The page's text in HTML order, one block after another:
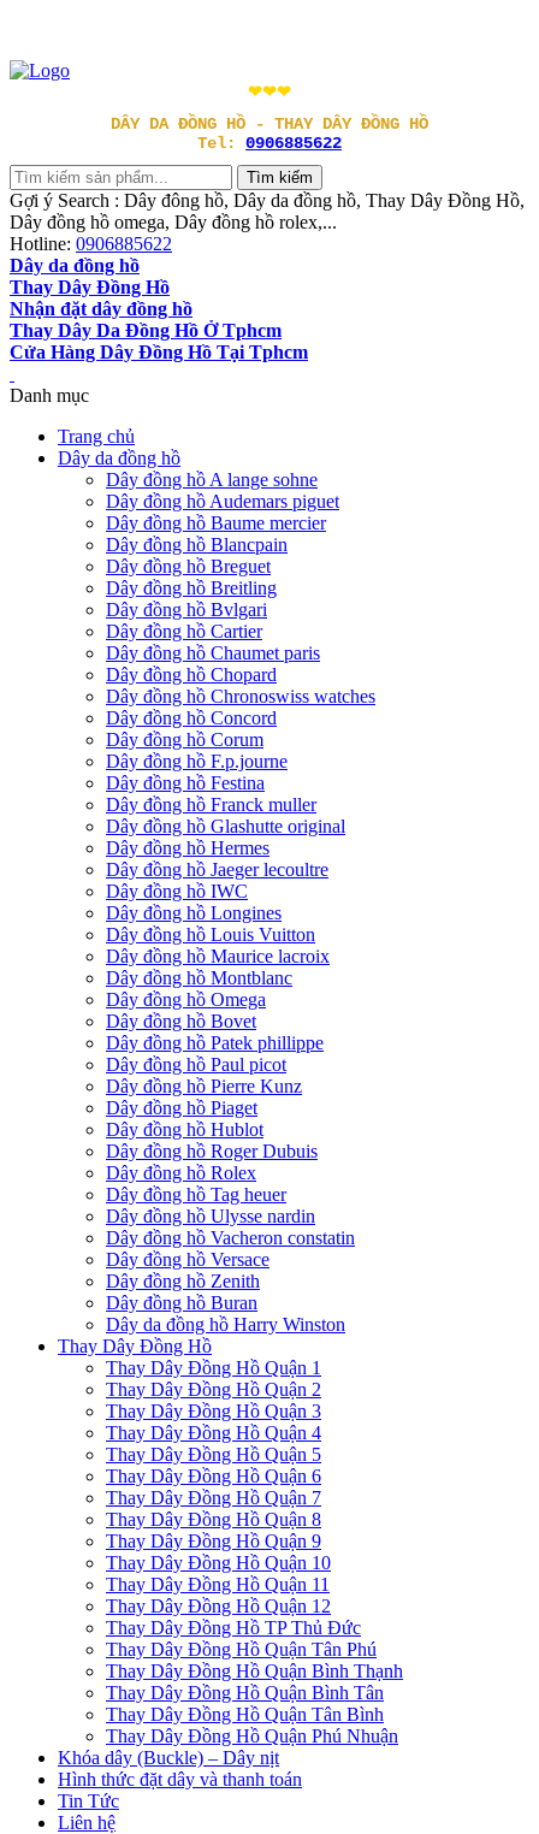
❤❤❤
DÂY DA ĐỒNG HỒ - THAY DÂY ĐỒNG HỒ
Tel: 0906885622
Gợi ý Search : Dây đông hồ, Dây da đồng hồ, Thay Dây Đồng Hồ,
Dây đồng hồ omega, Dây đồng hồ rolex,...
Hotline: 0906885622
Dây da đồng hồ
Thay Dây Đồng Hồ
Nhận đặt dây đồng hồ
Thay Dây Da Đồng Hồ Ở Tphcm
Cửa Hàng Dây Đồng Hồ Tại Tphcm
Danh mục
Trang chủ
Dây da đồng hồ
Dây đồng hồ A lange sohne
Dây đồng hồ Audemars piguet
Dây đồng hồ Baume mercier
Dây đồng hồ Blancpain
Dây đồng hồ Breguet
Dây đồng hồ Breitling
Dây đồng hồ Bvlgari
Dây đồng hồ Cartier
Dây đồng hồ Chaumet paris
Dây đồng hồ Chopard
Dây đồng hồ Chronoswiss watches
Dây đồng hồ Concord
Dây đồng hồ Corum
Dây đồng hồ F.p.journe
Dây đồng hồ Festina
Dây đồng hồ Franck muller
Dây đồng hồ Glashutte original
Dây đồng hồ Hermes
Dây đồng hồ Jaeger lecoultre
Dây đồng hồ IWC
Dây đồng hồ Longines
Dây đồng hồ Louis Vuitton
Dây đồng hồ Maurice lacroix
Dây đồng hồ Montblanc
Dây đồng hồ Omega
Dây đồng hồ Bovet
Dây đồng hồ Patek phillippe
Dây đồng hồ Paul picot
Dây đồng hồ Pierre Kunz
Dây đồng hồ Piaget
Dây đồng hồ Hublot
Dây đồng hồ Roger Dubuis
Dây đồng hồ Rolex
Dây đồng hồ Tag heuer
Dây đồng hồ Ulysse nardin
Dây đồng hồ Vacheron constatin
Dây đồng hồ Versace
Dây đồng hồ Zenith
Dây đồng hồ Buran
Dây da đồng hồ Harry Winston
Thay Dây Đồng Hồ
Thay Dây Đồng Hồ Quận 1
Thay Dây Đồng Hồ Quận 2
Thay Dây Đồng Hồ Quận 3
Thay Dây Đồng Hồ Quận 4
Thay Dây Đồng Hồ Quận 5
Thay Dây Đồng Hồ Quận 6
Thay Dây Đồng Hồ Quận 7
Thay Dây Đồng Hồ Quận 8
Thay Dây Đồng Hồ Quận 9
Thay Dây Đồng Hồ Quận 10
Thay Dây Đồng Hồ Quận 11
Thay Dây Đồng Hồ Quận 12
Thay Dây Đồng Hồ TP Thủ Đức
Thay Dây Đồng Hồ Quận Tân Phú
Thay Dây Đồng Hồ Quận Bình Thạnh
Thay Dây Đồng Hồ Quận Bình Tân
Thay Dây Đồng Hồ Quận Tân Bình
Thay Dây Đồng Hồ Quận Phú Nhuận
Khóa dây (Buckle) – Dây nịt
Hình thức đặt dây và thanh toán
Tin Tức
Liên hệ